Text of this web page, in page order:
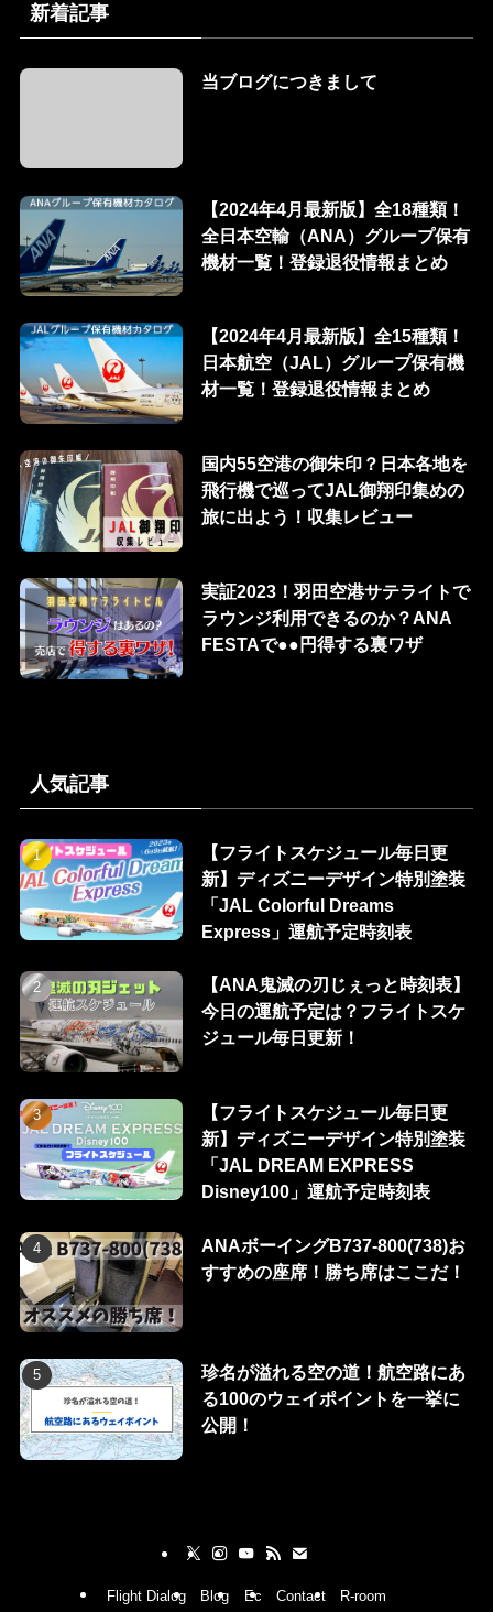
新着記事
当ブログにつきまして
【2024年4月最新版】全18種類！
全日本空輸（ANA）グループ保有
機材一覧！登録退役情報まとめ
【2024年4月最新版】全15種類！
日本航空（JAL）グループ保有機
材一覧！登録退役情報まとめ
国内55空港の御朱印？日本各地を
飛行機で巡ってJAL御翔印集めの
旅に出よう！収集レビュー
実証2023！羽田空港サテライトで
ラウンジ利用できるのか？ANA
FESTAで●●円得する裏ワザ
人気記事
【フライトスケジュール毎日更
新】ディズニーデザイン特別塗装
「JAL Colorful Dreams
Express」運航予定時刻表
【ANA鬼滅の刃じぇっと時刻表】
今日の運航予定は？フライトスケ
ジュール毎日更新！
【フライトスケジュール毎日更
新】ディズニーデザイン特別塗装
「JAL DREAM EXPRESS
Disney100」運航予定時刻表
ANAボーイングB737-800(738)お
すすめの座席！勝ち席はここだ！
珍名が溢れる空の道！航空路にあ
る100のウェイポイントを一挙に
公開！
Flight Dialog Blog Ec Contact R-room